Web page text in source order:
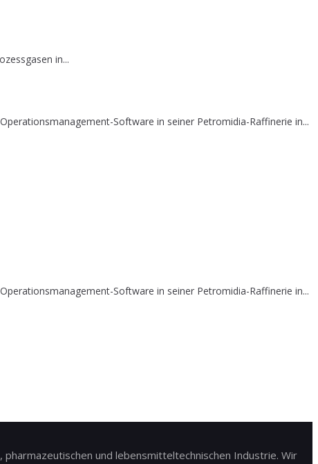
Software in seiner Petromidia-Raffinerie in...
in...
Software in seiner Petromidia-Raffinerie in...
und lebensmitteltechnischen Industrie. Wir